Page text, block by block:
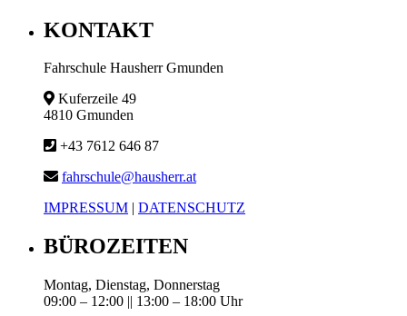
KONTAKT
Fahrschule Hausherr Gmunden
Kuferzeile 49
4810 Gmunden
+43 7612 646 87
fahrschule@hausherr.at
IMPRESSUM | DATENSCHUTZ
BÜROZEITEN
Montag, Dienstag, Donnerstag
09:00 – 12:00 || 13:00 – 18:00 Uhr